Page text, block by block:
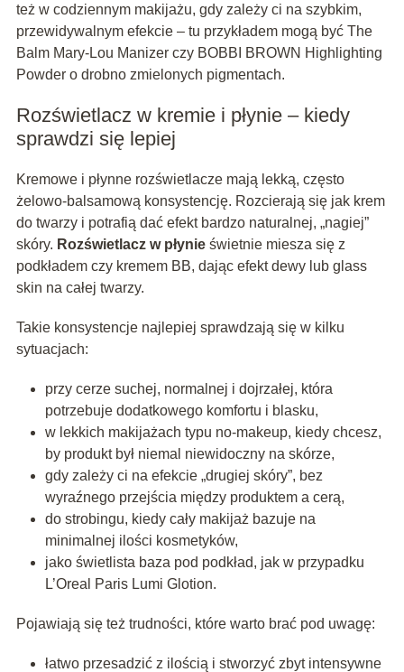
też w codziennym makijażu, gdy zależy ci na szybkim,
przewidywalnym efekcie – tu przykładem mogą być The
Balm Mary-Lou Manizer czy BOBBI BROWN Highlighting
Powder o drobno zmielonych pigmentach.
Rozświetlacz w kremie i płynie – kiedy
sprawdzi się lepiej
Kremowe i płynne rozświetlacze mają lekką, często
żelowo-balsamową konsystencję. Rozcierają się jak krem
do twarzy i potrafią dać efekt bardzo naturalnej, „nagiej”
skóry. Rozświetlacz w płynieświetnie miesza się z
podkładem czy kremem BB, dając efekt dewy lub glass
skin na całej twarzy.
Takie konsystencje najlepiej sprawdzają się w kilku
sytuacjach:
przy cerze suchej, normalnej i dojrzałej, która
potrzebuje dodatkowego komfortu i blasku,
w lekkich makijażach typu no-makeup, kiedy chcesz,
by produkt był niemal niewidoczny na skórze,
gdy zależy ci na efekcie „drugiej skóry”, bez
wyraźnego przejścia między produktem a cerą,
do strobingu, kiedy cały makijaż bazuje na
minimalnej ilości kosmetyków,
jako świetlista baza pod podkład, jak w przypadku
L’Oreal Paris Lumi Glotion.
Pojawiają się też trudności, które warto brać pod uwagę:
łatwo przesadzić z ilością i stworzyć zbyt intensywne